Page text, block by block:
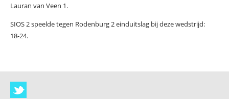
Lauran van Veen 1.
SIOS 2 speelde tegen Rodenburg 2 einduitslag bij deze wedstrijd:
18-24.